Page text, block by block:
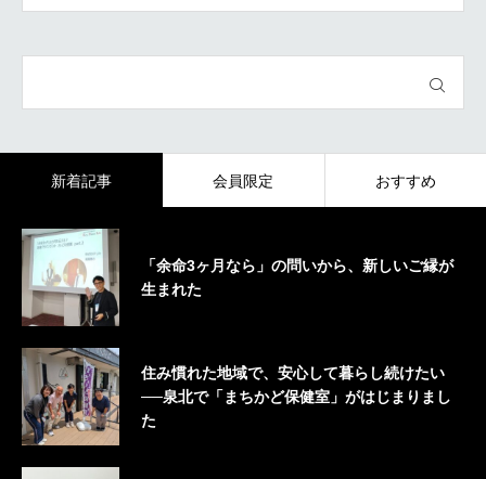
新着記事 会員限定 おすすめ
「余命3ヶ月なら」の問いから、新しいご縁が
生まれた
住み慣れた地域で、安心して暮らし続けたい
──泉北で「まちかど保健室」がはじまりまし
た